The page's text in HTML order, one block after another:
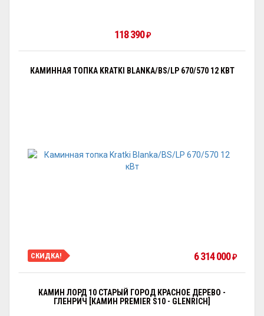
118 390 ₽
КАМИННАЯ ТОПКА KRATKI BLANKA/BS/LP 670/570 12 КВТ
СКИДКА! 6 314 000 ₽
КАМИН ЛОРД 10 СТАРЫЙ ГОРОД КРАСНОЕ ДЕРЕВО -
ГЛЕНРИЧ [КАМИН PREMIER S10 - GLENRICH]